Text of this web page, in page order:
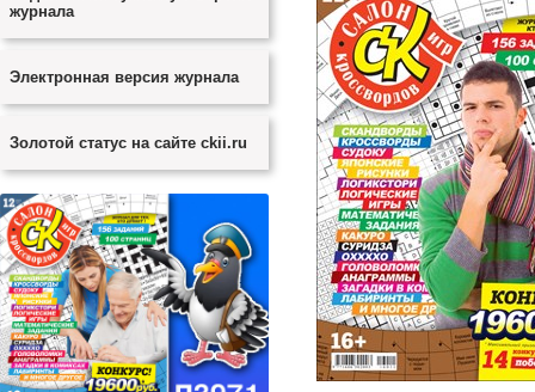
журнала
Электронная версия журнала
Золотой статус на сайте ckii.ru